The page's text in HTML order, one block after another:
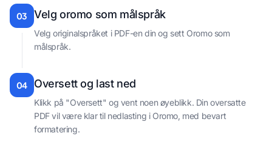
03 Velg oromo som målspråk
Velg originalspråket i PDF-en din og sett Oromo som
målspråk.
04 Oversett og last ned
Klikk på "Oversett" og vent noen øyeblikk. Din oversatte
PDF vil være klar til nedlasting i Oromo, med bevart
formatering.